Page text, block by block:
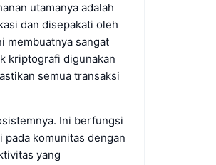
utamanya adalah
dan disepakati oleh
membuatnya sangat
kriptografi digunakan
semua transaksi
Ini berfungsi
komunitas dengan
yang